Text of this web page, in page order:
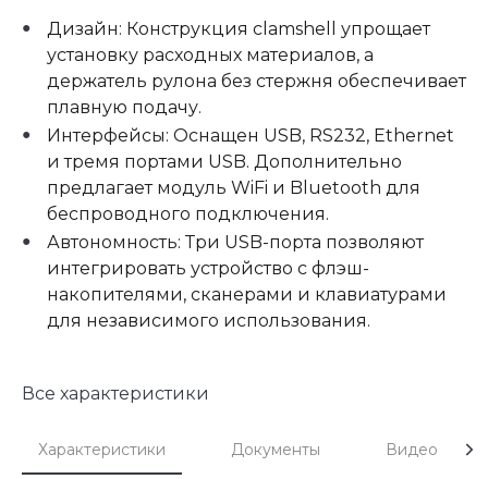
Дизайн: Конструкция clamshell упрощает
установку расходных материалов, а
держатель рулона без стержня обеспечивает
плавную подачу.
Интерфейсы: Оснащен USB, RS232, Ethernet
и тремя портами USB. Дополнительно
предлагает модуль WiFi и Bluetooth для
беспроводного подключения.
Автономность: Три USB-порта позволяют
интегрировать устройство с флэш-
накопителями, сканерами и клавиатурами
для независимого использования.
Все характеристики
Характеристики Документы Видео